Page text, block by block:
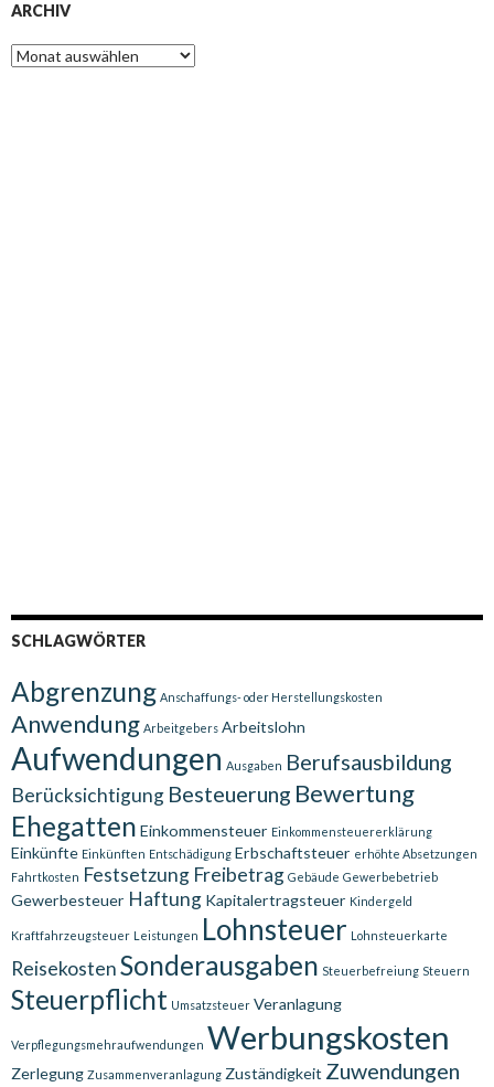
ARCHIV
Archiv
SCHLAGWÖRTER
Abgrenzung Anschaffungs- oder Herstellungskosten
Anwendung Arbeitgebers Arbeitslohn
Aufwendungen Ausgaben Berufsausbildung
Berücksichtigung Besteuerung Bewertung
Ehegatten Einkommensteuer Einkommensteuererklärung
Einkünfte Einkünften Entschädigung Erbschaftsteuer erhöhte Absetzungen
Fahrtkosten Festsetzung Freibetrag Gebäude Gewerbebetrieb
Gewerbesteuer Haftung Kapitalertragsteuer Kindergeld
Kraftfahrzeugsteuer Leistungen Lohnsteuer Lohnsteuerkarte
ReisekostenSonderausgaben Steuerbefreiung Steuern
Steuerpflicht Umsatzsteuer Veranlagung
Verpflegungsmehraufwendungen Werbungskosten
Zerlegung Zusammenveranlagung Zuständigkeit Zuwendungen